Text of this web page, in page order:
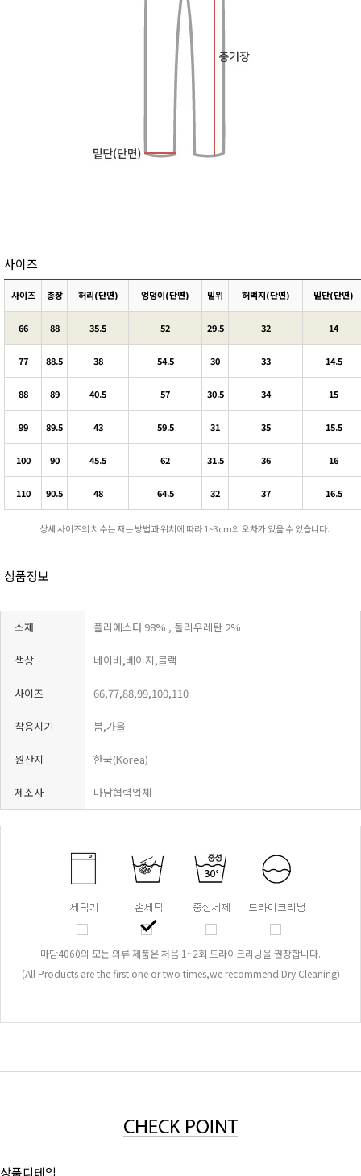
사이즈
사이즈 총장 허리(단면) 엉덩이(단면) 밑위 허벅지(단면) 밑단(단면)
66 88 35.5 52 29.5 32 14
77 88.5 38 54.5 30 33 14.5
88 89 40.5 57 30.5 34 15
99 89.5 43 59.5 31 35 15.5
100 90 45.5 62 31.5 36 16
110 90.5 48 64.5 32 37 16.5
상세 사이즈의 치수는 재는 방법과 위치에 따라 1~3cm의 오차가 있을 수 있습니다.
상품정보
소재 폴리에스터 98% , 폴리우레탄 2%
색상 네이비,베이지,블랙
사이즈 66,77,88,99,100,110
착용시기 봄,가을
원산지 한국(Korea)
제조사 마담협력업체
마담4060의 모든 의류 제품은 처음 1~2회 드라이크리닝을 권장합니다.
(All Products are the first one or two times,we recommend Dry Cleaning)
상품디테일